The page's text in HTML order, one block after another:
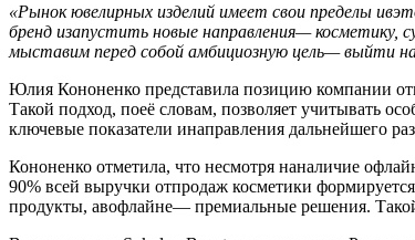
«Рынок ювелирных изделий имеет свои пределы
бренд изапустить новые направления—
мыставим перед собой амбициозную цель— выйти
Юлия Кононенко представила позицию компании
Такой подход, поеё словам, позволяет учитывать
ключевые показатели инаправления дальнейшего
Кононенко отметила, что несмотря наналичие
90% всей выручки отпродаж косметики
продукты, авофлайне— премиальные решения.